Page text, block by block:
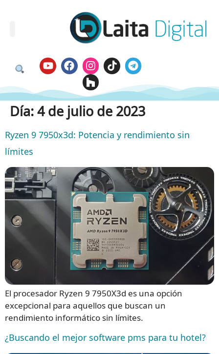
Día:4 de julio de 2023
Ryzen 9 7950x3d: Potencia y rendimiento sin
límites
El procesador Ryzen 9 7950X3d es una opción
excepcional para aquellos que buscan un
rendimiento informático sin límites.
¿Buscando el mejor software pms para tu hotel?